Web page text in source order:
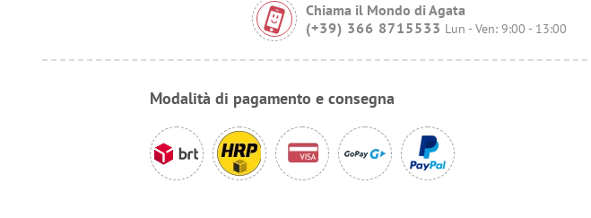
Chiama il Mondo di Agata
(+39) 366 8715533 Lun - Ven: 9:00 - 13:00
Modalità di pagamento e consegna